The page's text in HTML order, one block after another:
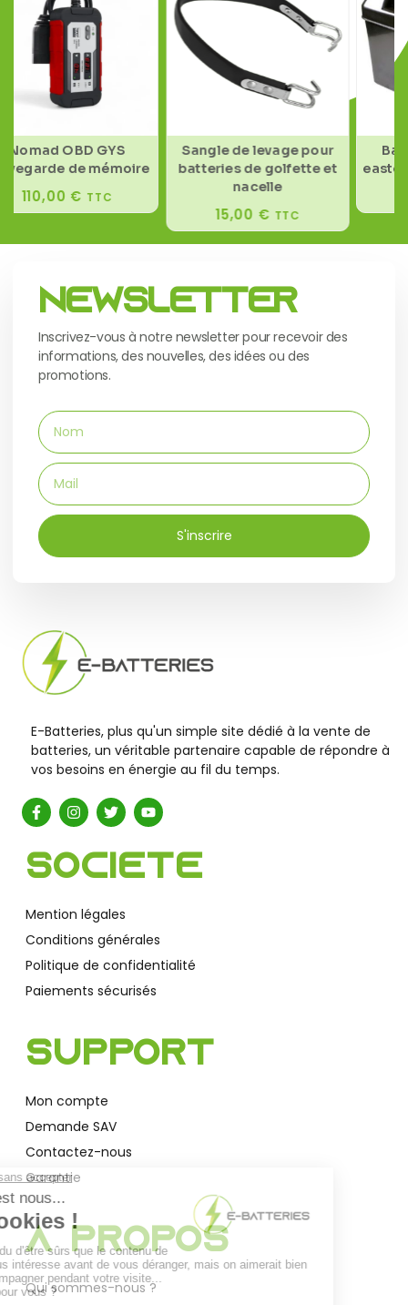
OBD GYS
de mémoire
110,00€ TTC
Sangle de levage pour
batteries de golfette et
nacelle
15,00€ TTC
Bac
Newsletter
Inscrivez-vous à notre newsletter pour recevoir des
informations, des nouvelles, des idées ou des
promotions.
S'inscrire
E-Batteries, plus qu'un simple site dédié à la vente de
batteries, un véritable partenaire capable de répondre à
vos besoins en énergie au fil du temps.
Société
Mention légales
Conditions générales
Politique de confidentialité
Paiements sécurisés
Support
Mon compte
Demande SAV
Contactez-nous
Garantie
A Propos
Qui sommes-nous ?